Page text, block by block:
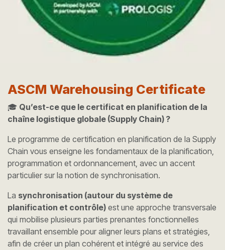
ASCM Warehousing Certificate
🎓 Qu’est-ce que le certificat en planification de la
chaîne logistique globale (Supply Chain) ?
Le programme de certification en planification de la Supply
Chain vous enseigne les fondamentaux de la planification,
programmation et ordonnancement, avec un accent
particulier sur la notion de synchronisation.
La synchronisation (autour du système de
planification et contrôle) est une approche transversale
qui mobilise plusieurs parties prenantes fonctionnelles
travaillant ensemble pour aligner leurs plans et stratégies,
afin de créer un plan cohérent et intégré au service des